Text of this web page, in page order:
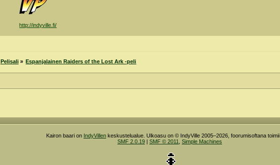
http://indyville.fi/
Pelisali» Espanjalainen Raiders of the Lost Ark -peli
Kairon baari on IndyVillenkeskustelualue. Ulkoasu on © IndyVille 2005–2026, foorumisoftana toimii
SMF 2.0.19| SMF © 2011 Simple Machines